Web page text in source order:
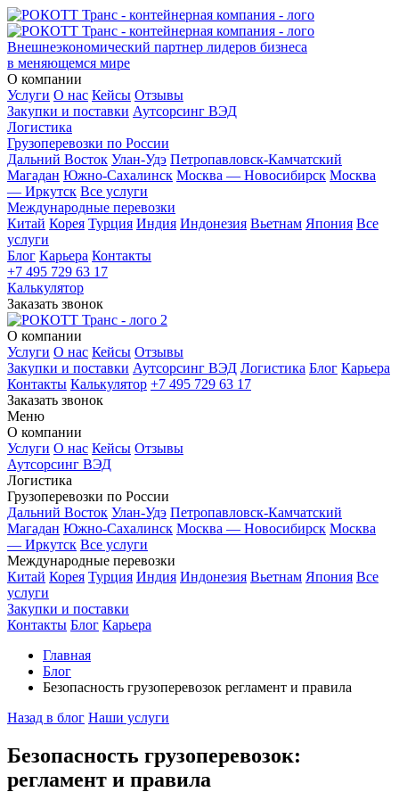
Внешнеэкономический партнер лидеров бизнеса
в меняющемся мире
О компании
Услуги О нас Кейсы Отзывы
Закупки и поставки Аутсорсинг ВЭД
Логистика
Грузоперевозки по России
Дальний Восток Улан-Удэ Петропавловск-Камчатский
Магадан Южно-Сахалинск Москва — Новосибирск Москва
— Иркутск Все услуги
Международные перевозки
Китай Корея Турция Индия Индонезия Вьетнам Япония Все
услуги
Блог Карьера Контакты
+7 495 729 63 17
Калькулятор
Заказать звонок
О компании
Услуги О нас Кейсы Отзывы
Закупки и поставки Аутсорсинг ВЭД Логистика Блог Карьера
Контакты Калькулятор +7 495 729 63 17
Заказать звонок
Меню
О компании
Услуги О нас Кейсы Отзывы
Аутсорсинг ВЭД
Логистика
Грузоперевозки по России
Дальний Восток Улан-Удэ Петропавловск-Камчатский
Магадан Южно-Сахалинск Москва — Новосибирск Москва
— Иркутск Все услуги
Международные перевозки
Китай Корея Турция Индия Индонезия Вьетнам Япония Все
услуги
Закупки и поставки
Контакты Блог Карьера
Главная
Блог
Безопасность грузоперевозок регламент и правила
Назад в блог Наши услуги
Безопасность грузоперевозок:
регламент и правила